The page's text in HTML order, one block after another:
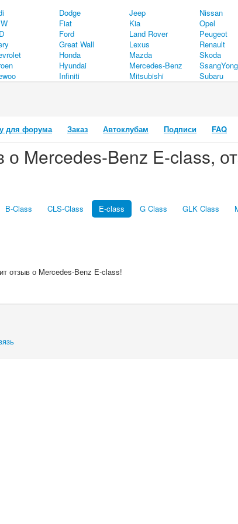
Dodge
Fiat
Ford
Great Wall
Honda
Hyundai
Infiniti
Jeep
Kia
Land Rover
Lexus
Mazda
Mercedes-Benz
Mitsubishi
Nissan
Opel
Peugeot
Renault
Skoda
SsangYong
Subaru
для форума Заказ Автоклубам Подписи FAQ
Mercedes-Benz E-class,
B-Class CLS-Class E-class G Class GLK Class
отзыв о Mercedes-Benz E-class!